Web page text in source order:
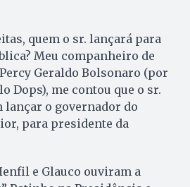
quem o sr. lançará para
Meu companheiro de
Geraldo Bolsonaro (por
Dops), me contou que o sr.
lançar o governador do
para presidente da
e Glauco ouviram a